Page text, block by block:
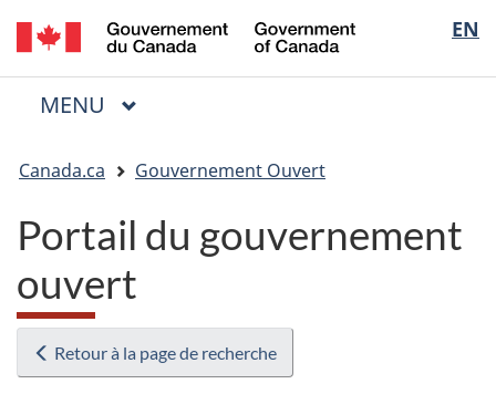
Passer
au
contenu
Passer
à
« Au
Passer
à
la
EN
of
Menu
MENU PRINCIPAL
êtes
ici
Canada.ca Gouvernement Ouvert
Portail du gouvernement
ouvert
Retour à la page de recherche